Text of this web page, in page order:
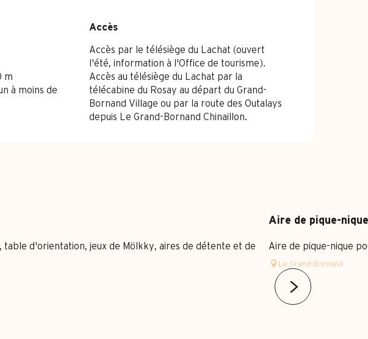
m
à moins de
Accès
Accès
Accès par le télésiège du Lachat (ouvert
l'été, information à l'Office de tourisme).
Accès au télésiège du Lachat par la
télécabine du Rosay au départ du Grand-
Bornand Village ou par la route des Outalays
depuis Le Grand-Bornand Chinaillon.
d'orientation, jeux de Mölkky, aires de détente et de
Aire de pique-
Aire de pique-nique
Le Grand-Bornand